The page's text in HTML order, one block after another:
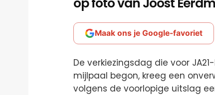
Maak ons je Google-favoriet
De verkiezingsdag die voor
mijlpaal begon, kreeg een
volgens de voorlopige uitslag